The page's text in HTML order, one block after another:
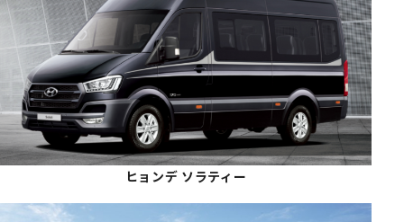
ヒョンデ ソラティー